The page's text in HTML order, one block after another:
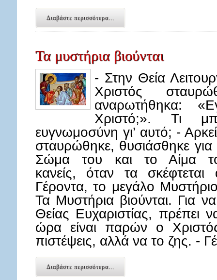
Διαβάστε περισσότερα...
Τα μυστήρια βιούνται
- Στην Θεία
Χριστός
αναρωτήθηκα:
Χριστό;». Τι
ευγνωμοσύνη γι’ αυτό; -
σταυρώθηκε, θυσιάσθηκε
Σώμα του και το Αίμα
κανείς, όταν τα
Γέροντα, το μεγάλο
Τα Μυστήρια βιούνται. Για
Θείας Ευχαριστίας, πρέπει
ώρα είναι παρών ο
πιστέψεις, αλλά να το ζης. -
Διαβάστε περισσότερα...